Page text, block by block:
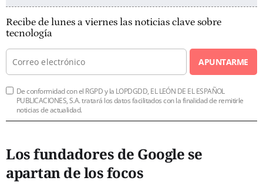
Recibe de lunes a viernes las noticias clave sobre
tecnología
APUNTARME
De conformidad con el RGPD y la LOPDGDD, EL LEÓN DE EL ESPAÑOL
PUBLICACIONES, S.A. tratará los datos facilitados con la finalidad de remitirle
noticias de actualidad.
Los fundadores de Google se
apartan de los focos